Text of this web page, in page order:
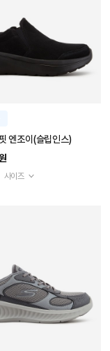
엔조이(슬립인스)
사이즈